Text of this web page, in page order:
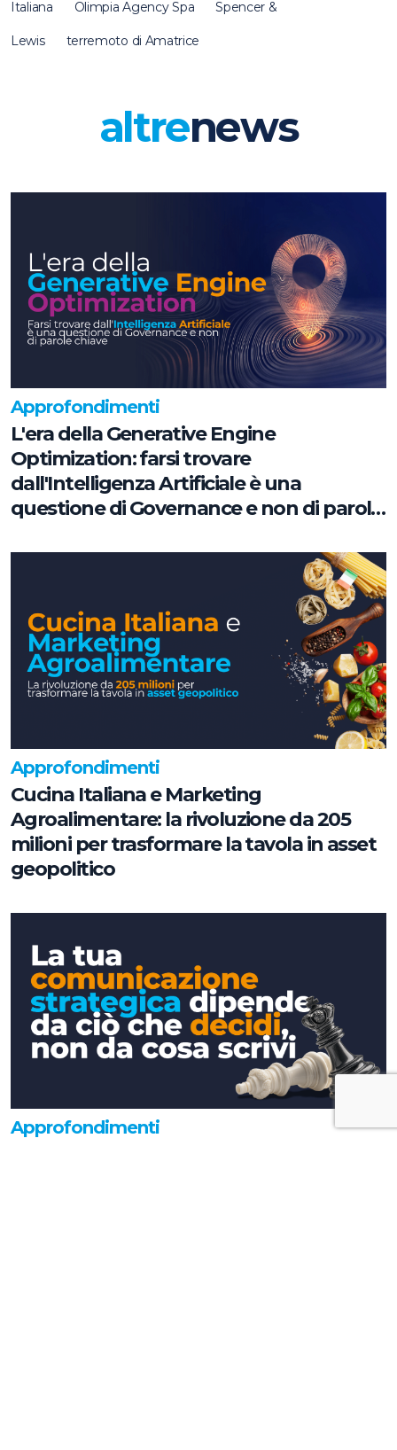
Italiana Olimpia Agency Spa Spencer &
Lewis terremoto di Amatrice
altrenews
Approfondimenti
L'era della Generative Engine
Optimization: farsi trovare
dall'Intelligenza Artificiale è una
questione di Governance e non di parole
Approfondimenti
Cucina Italiana e Marketing
Agroalimentare: la rivoluzione da 205
milioni per trasformare la tavola in asset
geopolitico
Approfondimenti